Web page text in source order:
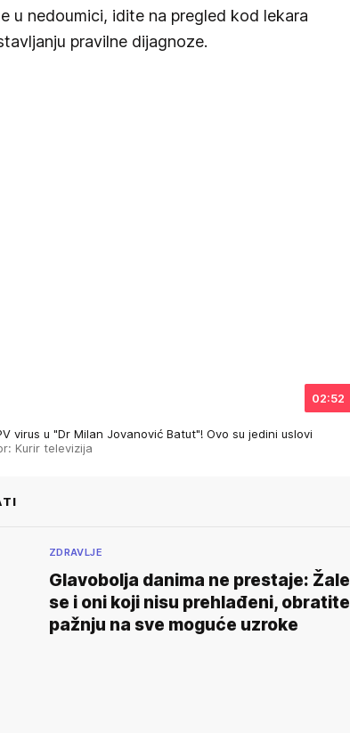
u nedoumici, idite na pregled kod lekara
pravilne dijagnoze.
02:52
virus u "Dr Milan Jovanović Batut"! Ovo su jedini uslovi
Kurir televizija
ZDRAVLJE
Glavobolja danima ne prestaje: Žale
se i oni koji nisu prehlađeni, obratite
pažnju na sve moguće uzroke